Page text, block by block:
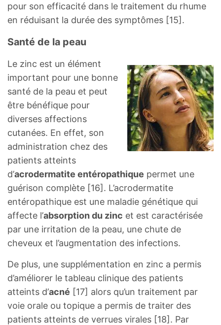
pour son efficacité dans le traitement du rhume
en réduisant la durée des symptômes [15].
Santé de la peau
Le zinc est un élément
important pour une bonne
santé de la peau et peut
être bénéfique pour
diverses affections
cutanées. En effet, son
administration chez des
patients atteints
d’acrodermatite entéropathique permet une
guérison complète [16]. L’acrodermatite
entéropathique est une maladie génétique qui
affecte l’absorption du zinc et est caractérisée
par une irritation de la peau, une chute de
cheveux et l’augmentation des infections.
De plus, une supplémentation en zinc a permis
d’améliorer le tableau clinique des patients
atteints d’acné [17] alors qu’un traitement par
voie orale ou topique a permis de traiter des
patients atteints de verrues virales [18]. Par